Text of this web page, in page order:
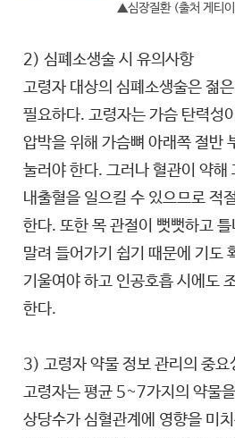
▲심장질환 (출처 게티
2) 심폐소생술 시 유의사항
고령자 대상의 심폐소생술은 젊
필요하다. 고령자는 가슴 탄력성
압박을 위해 가슴뼈 아래쪽 절반
눌러야 한다. 그러나 혈관이 약해
내출혈을 일으킬 수 있으므로 적
한다. 또한 목 관절이 뻣뻣하고
말려 들어가기 쉽기 때문에 기도
기울여야 하고 인공호흡 시에도
한다.
3) 고령자 약물 정보 관리의 중요
고령자는 평균 5~7가지의 약물
상당수가 심혈관계에 영향을 미